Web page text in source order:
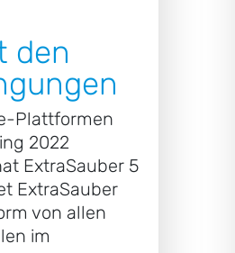
den
Plattformen
2022
ExtraSauber 5
ExtraSauber
von allen
im